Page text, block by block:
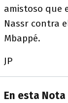
amistoso que
Nassr contra
Mbappé.
JP
En esta Nota